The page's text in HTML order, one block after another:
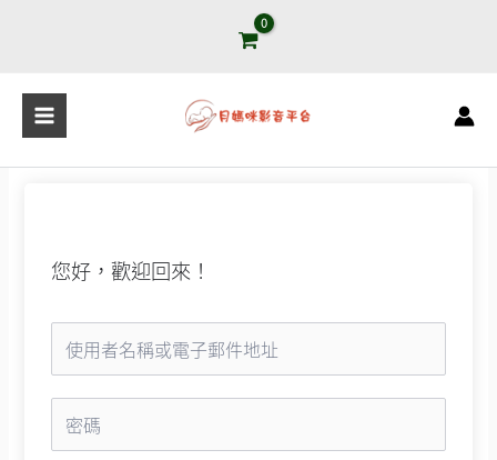
容
您好，歡迎回來！